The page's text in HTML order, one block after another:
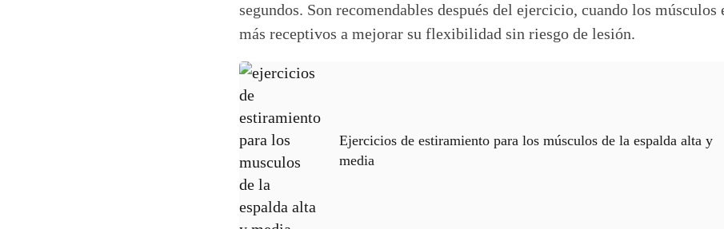
segundos. Son recomendables después del ejercicio, cuando los músculos
más receptivos a mejorar su flexibilidad sin riesgo de lesión.
Ejercicios de estiramiento para los músculos de la espalda alta y
media